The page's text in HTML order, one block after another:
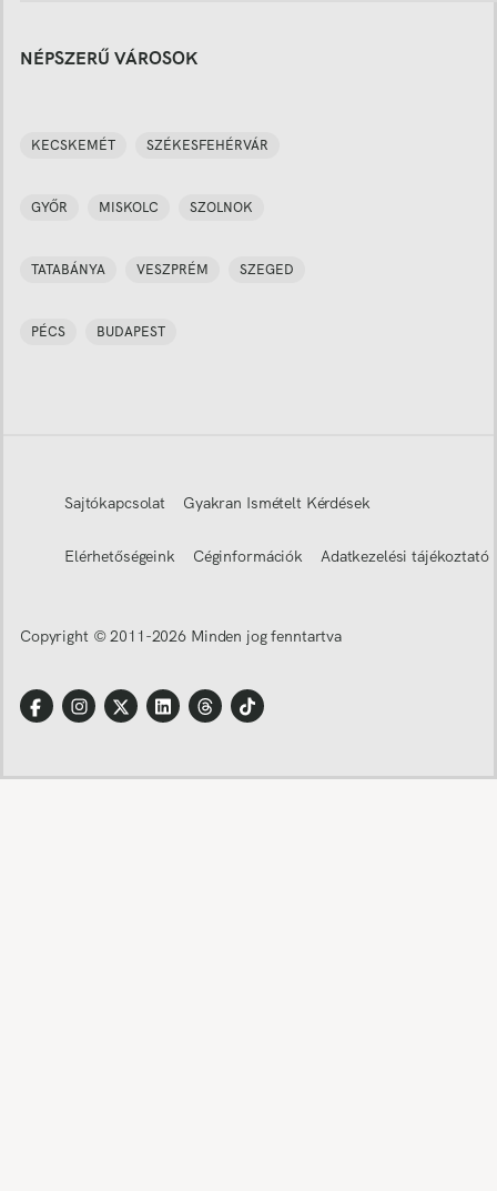
NÉPSZERŰ VÁROSOK
KECSKEMÉT SZÉKESFEHÉRVÁR
GYŐR MISKOLC SZOLNOK
TATABÁNYA VESZPRÉM SZEGED
PÉCS BUDAPEST
Sajtókapcsolat Gyakran Ismételt Kérdések
Elérhetőségeink Céginformációk Adatkezelési tájékoztató
Copyright © 2011-2026 Minden jog fenntartva